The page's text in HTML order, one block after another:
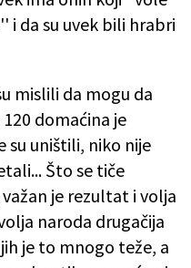
i da su uvek bili hrabri
mislili da mogu da
domaćina je
su uništili, niko nije
Što se tiče
je rezultat i volja
naroda drugačija
je to mnogo teže, a